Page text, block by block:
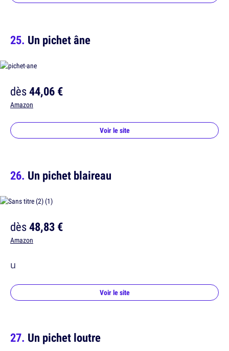
Un pichet âne
dès44,06 €
Amazon
Voir le site
Un pichet blaireau
dès48,83 €
Amazon
u
Voir le site
Un pichet loutre